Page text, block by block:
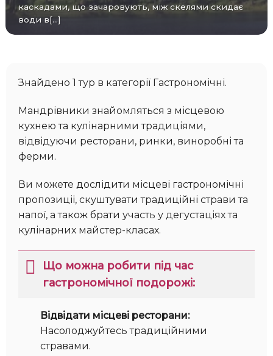
каскадами, що зачаровують, між скелями скидає
води в[...]
Знайдено 1 тур в категорії Гастрономічні.
Мандрівники знайомляться з місцевою
кухнею та кулінарними традиціями,
відвідуючи ресторани, ринки, виноробні та
ферми.
Ви можете дослідити місцеві гастрономічні
пропозиції, скуштувати традиційні страви та
напої, а також брати участь у дегустаціях та
кулінарних майстер-класах.
Що можна робити під час
гастрономічної подорожі:
Відвідати місцеві ресторани:
Насолоджуйтесь традиційними
стравами.